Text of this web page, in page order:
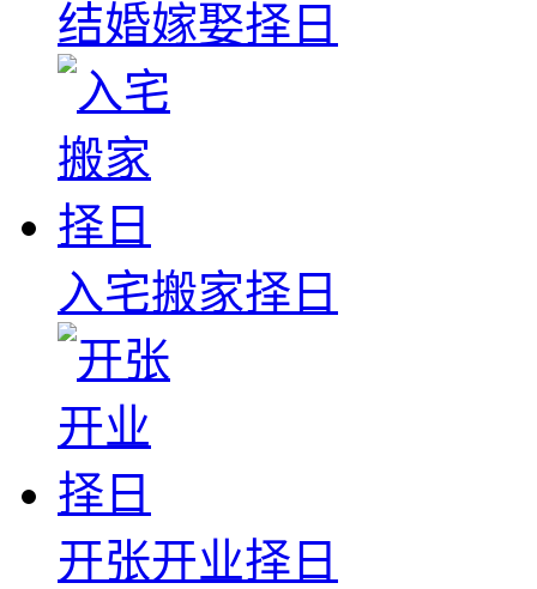
结婚嫁娶择日
入宅搬家择日
开张开业择日